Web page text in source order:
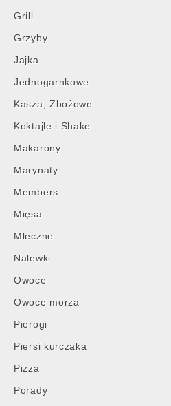
Grill
Grzyby
Jajka
Jednogarnkowe
Kasza, Zbożowe
Koktajle i Shake
Makarony
Marynaty
Members
Mięsa
Mleczne
Nalewki
Owoce
Owoce morza
Pierogi
Piersi kurczaka
Pizza
Porady